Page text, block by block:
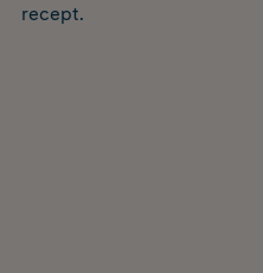
recept.